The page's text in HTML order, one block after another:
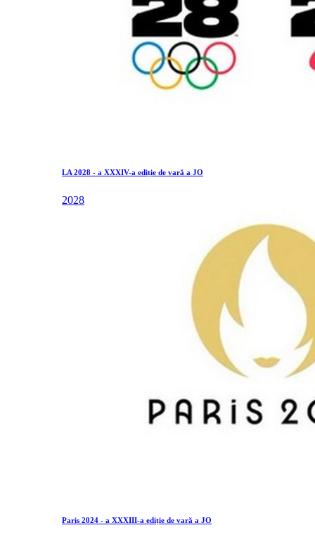
LA 2028 - a XXXIV-a ediție de vară a JO
2028
Paris 2024 - a XXXIII-a ediție de vară a JO